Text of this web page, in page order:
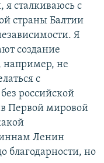
я сталкиваюсь с
страны Балтии
Я
создание
например, не
с
российской
в Первой мировой
Ленин
благодарности, но